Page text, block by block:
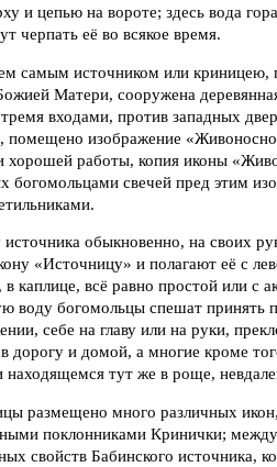
и цепью на вороте; здесь вода
черпать её во всякое время.
самым источником или криницею,
Матери, сооружена
входами, против западных
изображение
хорошей работы, копия иконы
богомольцами свечей пред этим
обыкновенно, на своих
«Источницу» и полагают её с
в каплице, всё равно простой или с
воду богомольцы спешат принять
себе на главу или на руки,
дорогу и домой, а многие кроме
тут же в роще,
размещено много различных
поклонниками Кринички;
свойств Бабинского источника,